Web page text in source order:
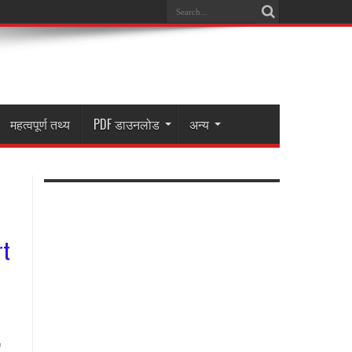
महत्वपूर्ण तथ्य PDF डाउनलोड अन्य